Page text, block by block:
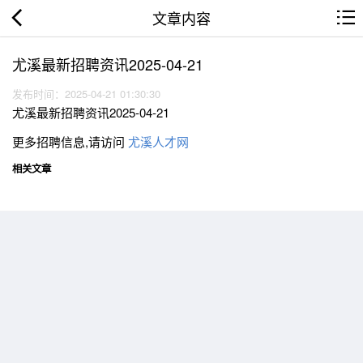
文章内容
尤溪最新招聘资讯2025-04-21
发布时间：2025-04-21 01:30:30
尤溪最新招聘资讯2025-04-21
更多招聘信息,请访问 尤溪人才网
相关文章